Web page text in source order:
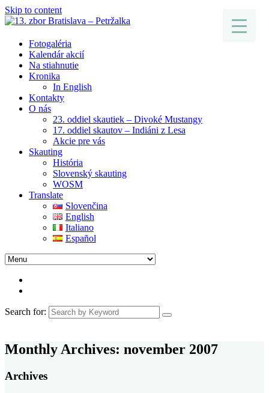
Skip to content
Fotogaléria
Kalendár akcií
Na stiahnutie
Kronika
In English
Kontakty
O nás
23. oddiel skautiek – Divoké Mustangy
17. oddiel skautov – Indiáni z Lesa
Akcie pre vás
Skauting
História
Slovenský skauting
WOSM
Translate
Slovenčina
English
Italiano
Español
Search for:
Monthly Archives: november 2007
Archives